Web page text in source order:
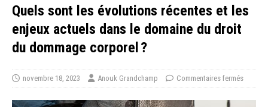
Quels sont les évolutions récentes et les
enjeux actuels dans le domaine du droit
du dommage corporel ?
novembre 18, 2023 Anouk Grandchamp Commentaires fermés